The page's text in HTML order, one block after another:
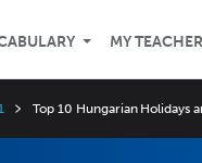
MY TEACHER
Top 10 Hungarian Holidays